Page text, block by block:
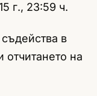
г., 23:59 ч.
в
отчитането на